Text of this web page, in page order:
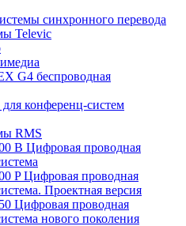
синхронного перевода
Televic
G4 беспроводная
конференц-систем
RMS
B Цифровая проводная
P Цифровая проводная
Проектная версия
Цифровая проводная
нового поколения